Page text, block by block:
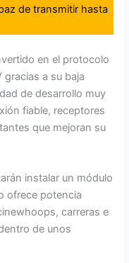
de transmitir hasta
en el protocolo
a su baja
de desarrollo muy
fiable, receptores
que mejoran su
instalar un módulo
ofrece potencia
carreras e
de unos